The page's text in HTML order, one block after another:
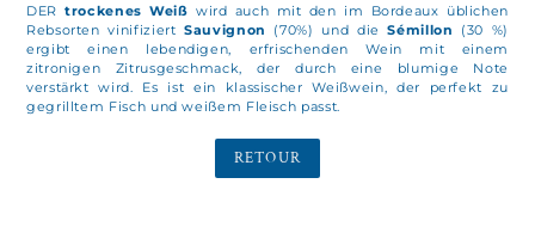
DER trockenes Weiß wird auch mit den im Bordeaux üblichen
Rebsorten vinifiziert Sauvignon (70%) und die Sémillon
(30 %)
ergibt einen lebendigen, erfrischenden Wein mit einem
zitronigen Zitrusgeschmack, der durch eine blumige Note
verstärkt wird. Es ist ein klassischer Weißwein, der perfekt zu
gegrilltem Fisch und weißem Fleisch passt.